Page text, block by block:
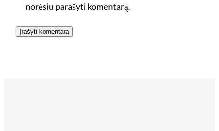
norėsiu parašyti komentarą.